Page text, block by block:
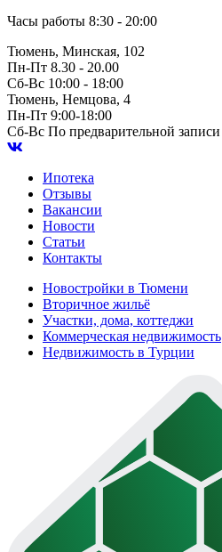
Часы работы 8:30 - 20:00
Тюмень, Минская, 102
Пн-Пт 8.30 - 20.00
Сб-Вс 10:00 - 18:00
Тюмень, Немцова, 4
Пн-Пт 9:00-18:00
Сб-Вс По предварительной записи
Ипотека
Отзывы
Вакансии
Новости
Статьи
Контакты
Новостройки в Тюмени
Вторичное жильё
Участки, дома, коттеджи
Коммерческая недвижимость
Недвижимость в Турции